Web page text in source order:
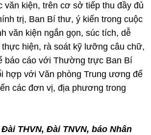
văn kiện, trên cơ sở tiếp thu đầy đủ
trị, Ban Bí thư, ý kiến trong cuộc
văn kiện ngắn gọn, súc tích, dễ
hiện, rà soát kỹ lưỡng câu chữ,
báo cáo với Thường trực Ban Bí
hợp với Văn phòng Trung ương để
các đơn vị, địa phương trong
Đài THVN, Đài TNVN, báo Nhân